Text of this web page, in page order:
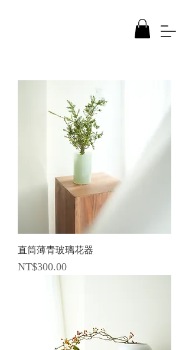
直筒薄青玻璃花器
價格
NT$300.00